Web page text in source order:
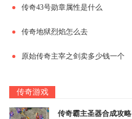
传奇43号勋章属性是什么
传奇地狱烈焰怎么去
原始传奇主宰之剑卖多少钱一个
传奇游戏
传奇霸主圣器合成攻略